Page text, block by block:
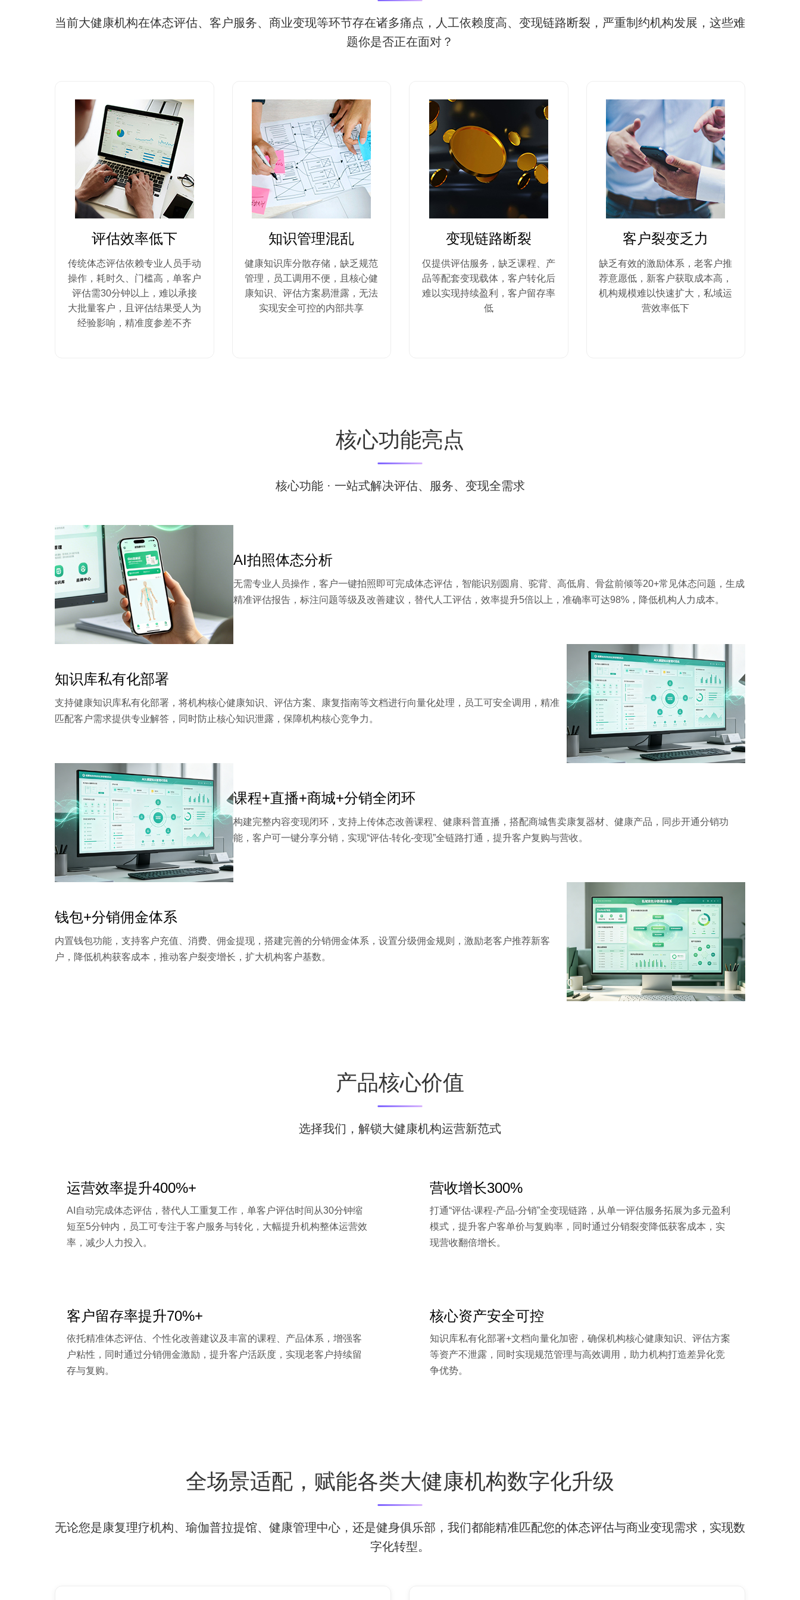
当前大健康机构在体态评估、客户服务、商业变现等环节存在诸多痛点，人工依赖度高、变现链路断裂，严重制约机构发展，这些难
题你是否正在面对？
评估效率低下
传统体态评估依赖专业人员手动
操作，耗时久、门槛高，单客户
评估需30分钟以上，难以承接
大批量客户，且评估结果受人为
经验影响，精准度参差不齐
知识管理混乱
健康知识库分散存储，缺乏规范
管理，员工调用不便，且核心健
康知识、评估方案易泄露，无法
实现安全可控的内部共享
变现链路断裂
仅提供评估服务，缺乏课程、产
品等配套变现载体，客户转化后
难以实现持续盈利，客户留存率
低
客户裂变乏力
缺乏有效的激励体系，老客户推
荐意愿低，新客户获取成本高，
机构规模难以快速扩大，私域运
营效率低下
核心功能亮点
核心功能 · 一站式解决评估、服务、变现全需求
AI拍照体态分析
无需专业人员操作，客户一键拍照即可完成体态评估，智能识别圆肩、驼背、高低肩、骨盆前倾等20+常见体态问题，生成
精准评估报告，标注问题等级及改善建议，替代人工评估，效率提升5倍以上，准确率可达98%，降低机构人力成本。
知识库私有化部署
支持健康知识库私有化部署，将机构核心健康知识、评估方案、康复指南等文档进行向量化处理，员工可安全调用，精准
匹配客户需求提供专业解答，同时防止核心知识泄露，保障机构核心竞争力。
课程+直播+商城+分销全闭环
构建完整内容变现闭环，支持上传体态改善课程、健康科普直播，搭配商城售卖康复器材、健康产品，同步开通分销功
能，客户可一键分享分销，实现“评估-转化-变现”全链路打通，提升客户复购与营收。
钱包+分销佣金体系
内置钱包功能，支持客户充值、消费、佣金提现，搭建完善的分销佣金体系，设置分级佣金规则，激励老客户推荐新客
户，降低机构获客成本，推动客户裂变增长，扩大机构客户基数。
产品核心价值
选择我们，解锁大健康机构运营新范式
运营效率提升400%+
AI自动完成体态评估，替代人工重复工作，单客户评估时间从30分钟缩
短至5分钟内，员工可专注于客户服务与转化，大幅提升机构整体运营效
率，减少人力投入。
营收增长300%
打通“评估-课程-产品-分销”全变现链路，从单一评估服务拓展为多元盈利
模式，提升客户客单价与复购率，同时通过分销裂变降低获客成本，实
现营收翻倍增长。
客户留存率提升70%+
依托精准体态评估、个性化改善建议及丰富的课程、产品体系，增强客
户粘性，同时通过分销佣金激励，提升客户活跃度，实现老客户持续留
存与复购。
核心资产安全可控
知识库私有化部署+文档向量化加密，确保机构核心健康知识、评估方案
等资产不泄露，同时实现规范管理与高效调用，助力机构打造差异化竞
争优势。
全场景适配，赋能各类大健康机构数字化升级
无论您是康复理疗机构、瑜伽普拉提馆、健康管理中心，还是健身俱乐部，我们都能精准匹配您的体态评估与商业变现需求，实现数
字化转型。